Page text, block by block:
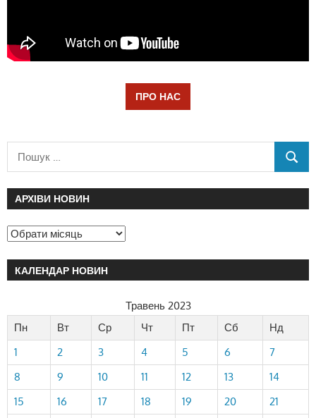
ПРО НАС
АРХІВИ НОВИН
КАЛЕНДАР НОВИН
Травень 2023
Пн
Вт Ср Чт Пт Сб
Нд
1
2 3 4 5 6
7
8
9 10 11 12 13
14
15
16 17 18 19 20
21